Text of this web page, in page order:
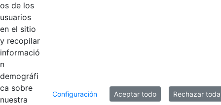
Mostrando el intervalo 171 - 180 de 349
resultados.
os de los
usuarios
en el sitio
y recopilar
informació
n
demográfi
ca sobre
nuestra
Configuración Aceptar todo Rechazar